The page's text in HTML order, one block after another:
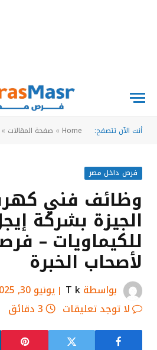
أنت الآن تتصفح: Home
» صفحة المقالات »
فرص داخل مصر
وظائف فني
الجيزة بشركة
للكيماويات –
لأصحاب الخبرة
بواسطةT k
يونيو 30, 2025
لا توجد تعليقات
3 دقائق